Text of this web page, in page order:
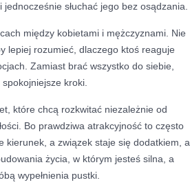
słuchać jego bez osądzania.
między kobietami i mężczyznami. Nie
lepiej rozumieć, dlaczego ktoś reaguje
Zamiast brać wszystko do siebie,
kroki.
które chcą rozkwitać niezależnie od
Bo prawdziwa atrakcyjność to często
kierunek, a związek staje się dodatkiem, a
życia, w którym jesteś silna, a
wypełnienia pustki.